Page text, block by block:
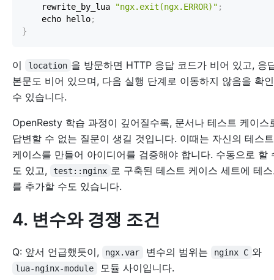
    rewrite_by_lua
"ngx.exit(ngx.ERROR)" ;
    echo hello
;
}
이 location 을 방문하면 HTTP 응답 코드가 비어 있고, 응
본문도 비어 있으며, 다음 실행 단계로 이동하지 않음을 확
수 있습니다.
OpenResty 학습 과정이 깊어질수록, 문서나 테스트 케이스
답변할 수 없는 질문이 생길 것입니다. 이때는 자신의 테스트
케이스를 만들어 아이디어를 검증해야 합니다. 수동으로 할
도 있고,
test::nginx 로 구축된 테스트 케이스 세트에 테
를 추가할 수도 있습니다.
4. 변수와 경쟁 조건
Q: 앞서 언급했듯이, ngx.var 변수의 범위는 nginx C 와
lua-nginx-module 모듈 사이입니다.